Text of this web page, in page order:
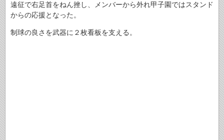
遠征で右足首をねん挫し、メンバーから外れ甲子園ではスタンド
からの応援となった。
制球の良さを武器に２枚看板を支える。